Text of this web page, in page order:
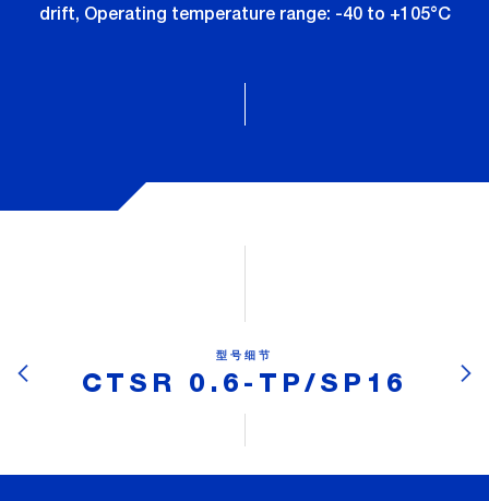
drift, Operating temperature range: -40 to +105°C
型号细节
CTSR 0.6-TP/SP16